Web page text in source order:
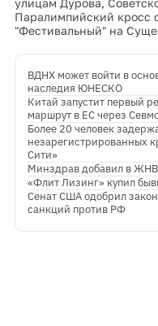
Паралимпийский кросс
"Фестивальный" на
ВДНХ может войти в
наследия ЮНЕСКО
Китай запустит первый
маршрут в ЕС через
Более 20 человек
незарегистрированных
Сити»
Минздрав добавил в
«Флит Лизинг» купил
Сенат США одобрил
санкций против РФ